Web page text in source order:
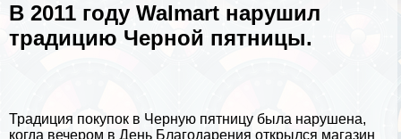
В 2011 году Walmart нарушил
традицию Черной пятницы.
Традиция покупок в Черную пятницу была нарушена,
когда вечером в День Благодарения открылся магазин